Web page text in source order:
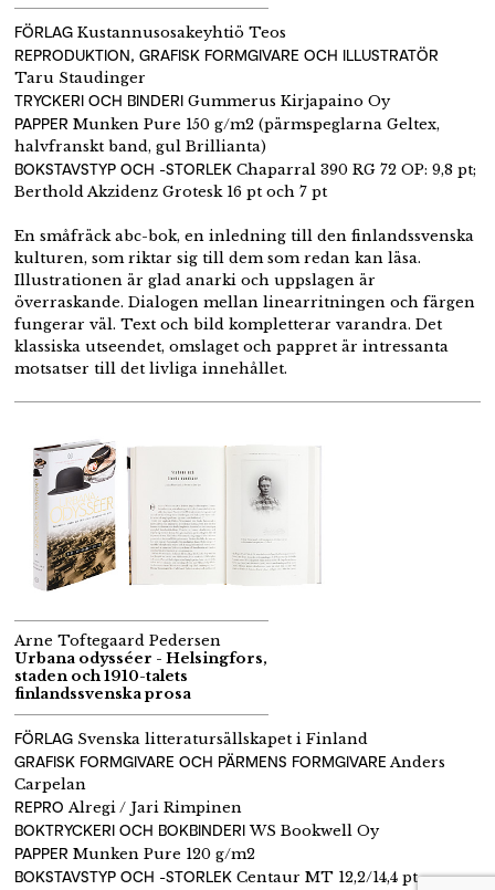
FÖRLAG Kustannusosakeyhtiö Teos
REPRODUKTION, GRAFISK FORMGIVARE OCH ILLUSTRATÖR
Taru Staudinger
TRYCKERI OCH BINDERI Gummerus Kirjapaino Oy
PAPPER Munken Pure 150 g/m2 (pärmspeglarna Geltex,
halvfranskt band, gul Brillianta)
BOKSTAVSTYP OCH -STORLEK Chaparral 390 RG 72 OP: 9,8 pt;
Berthold Akzidenz Grotesk 16 pt och 7 pt
En småfräck abc-bok, en inledning till den finlandssvenska
kulturen, som riktar sig till dem som redan kan läsa.
Illustrationen är glad anarki och uppslagen är
överraskande. Dialogen mellan linearritningen och färgen
fungerar väl. Text och bild kompletterar varandra. Det
klassiska utseendet, omslaget och pappret är intressanta
motsatser till det livliga innehållet.
Arne Toftegaard Pedersen
Urbana odysséer - Helsingfors,
staden och 1910-talets
finlandssvenska prosa
FÖRLAG Svenska litteratursällskapet i Finland
GRAFISK FORMGIVARE OCH PÄRMENS FORMGIVAREAnders
Carpelan
REPRO Alregi / Jari Rimpinen
BOKTRYCKERI OCH BOKBINDERIWS Bookwell Oy
PAPPER Munken Pure 120 g/m2
BOKSTAVSTYP OCH -STORLEK Centaur MT 12,2/14,4 pt,